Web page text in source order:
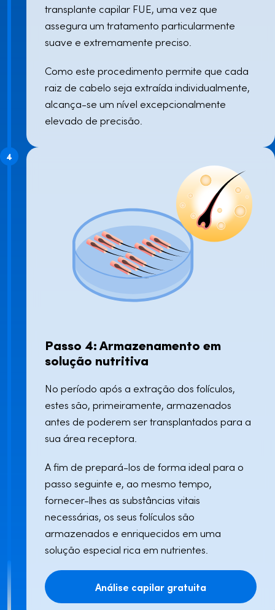
transplante capilar FUE, uma vez que
assegura um tratamento particularmente
suave e extremamente preciso.
Como este procedimento permite que cada
raiz de cabelo seja extraída individualmente,
alcança-se um nível excepcionalmente
elevado de precisão.
4
Passo 4: Armazenamento em
solução nutritiva
No período após a extração dos folículos,
estes são, primeiramente, armazenados
antes de poderem ser transplantados para a
sua área receptora.
A fim de prepará-los de forma ideal para o
passo seguinte e, ao mesmo tempo,
fornecer-lhes as substâncias vitais
necessárias, os seus folículos são
armazenados e enriquecidos em uma
solução especial rica em nutrientes.
Análise capilar gratuita